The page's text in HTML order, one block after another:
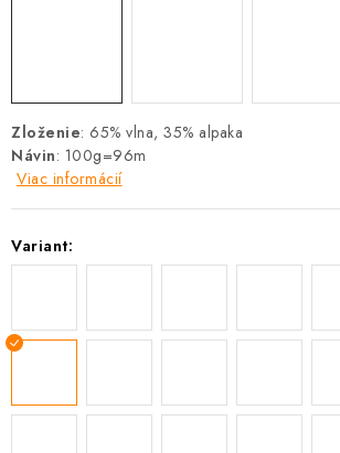
Zloženie: 65% vlna, 35% alpaka
Návin: 100g=96m
Viac informácií
Variant: